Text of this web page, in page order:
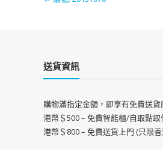
送貨資訊
購物滿指定金額，即享有免費送貨
港幣＄500 – 免費智能櫃/自取點取
港幣＄800 – 免費送貨上門 (只限